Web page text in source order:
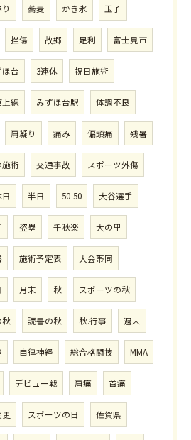
蕎麦 かき氷 玉子
挫傷 故郷 足利 富士見市
ほ台 3連休 祝日施術
上線 みずほ台駅 体調不良
肩凝り 痛み 偏頭痛 残暑
術 交通事故 スポーツ外傷
半日 50-50 大谷選手
盗塁 千秋楽 大の里
施術予定表 大会帯同
月末 秋 スポーツの秋
秋 読書の秋 秋.行事 週末
自律神経 総合格闘技 MMA
デビュー戦 肩痛 首痛
更 スポーツの日 佐賀県